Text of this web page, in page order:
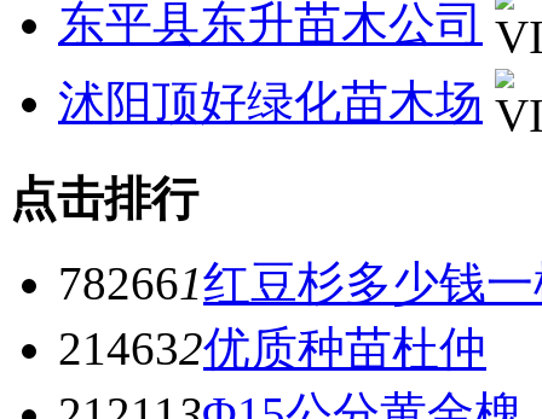
东平县东升苗木公司
沭阳顶好绿化苗木场
点击排行
782661红豆杉多少钱
214632优质种苗杜仲